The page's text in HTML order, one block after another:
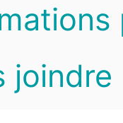
joindre